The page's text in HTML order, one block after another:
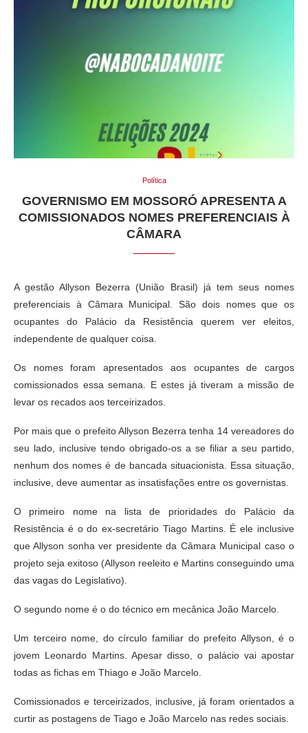
Política
GOVERNISMO EM MOSSORÓ APRESENTA A
COMISSIONADOS NOMES PREFERENCIAIS À
CÂMARA
A gestão Allyson Bezerra (União Brasil) já tem seus nomes
preferenciais à Câmara Municipal. São dois nomes que os
ocupantes do Palácio da Resistência querem ver eleitos,
independente de qualquer coisa.
Os nomes foram apresentados aos ocupantes de cargos
comissionados essa semana. E estes já tiveram a missão de
levar os recados aos terceirizados.
Por mais que o prefeito Allyson Bezerra tenha 14 vereadores do
seu lado, inclusive tendo obrigado-os a se filiar a seu partido,
nenhum dos nomes é de bancada situacionista. Essa situação,
inclusive, deve aumentar as insatisfações entre os governistas.
O primeiro nome na lista de prioridades do Palácio da
Resistência é o do ex-secretário Tiago Martins. É ele inclusive
que Allyson sonha ver presidente da Câmara Municipal caso o
projeto seja exitoso (Allyson reeleito e Martins conseguindo uma
das vagas do Legislativo).
O segundo nome é o do técnico em mecânica João Marcelo.
Um terceiro nome, do círculo familiar do prefeito Allyson, é o
jovem Leonardo Martins. Apesar disso, o palácio vai apostar
todas as fichas em Thiago e João Marcelo.
Comissionados e terceirizados, inclusive, já foram orientados a
curtir as postagens de Tiago e João Marcelo nas redes sociais.